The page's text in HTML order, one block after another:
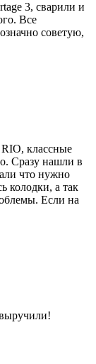
3, сварили и
Все
советую,
классные
Сразу нашли в
что нужно
колодки, а так
Если на